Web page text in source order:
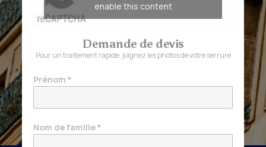
enable this content
Demande de devis
Pour un traitement rapide, joignez les photos de votre serrure
Prénom*
Nom de famille*